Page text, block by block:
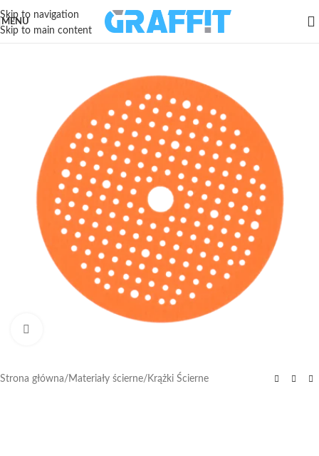
Skip to navigation
Skip to main content
MENU
Strona główna/ Materiały ścierne/ Krążki Ścierne